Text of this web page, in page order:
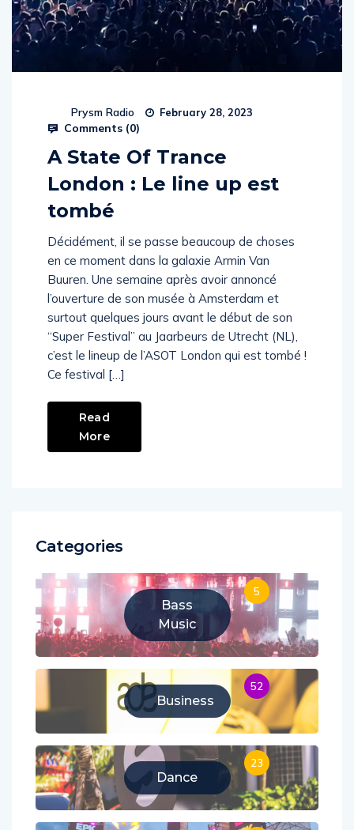
Prysm Radio February 28, 2023
Comments (0)
A State Of Trance
London : Le line up est
tombé
Décidément, il se passe beaucoup de choses
en ce moment dans la galaxie Armin Van
Buuren. Une semaine après avoir annoncé
l’ouverture de son musée à Amsterdam et
surtout quelques jours avant le début de son
“Super Festival” au Jaarbeurs de Utrecht (NL),
c’est le lineup de l’ASOT London qui est tombé !
Ce festival […]
Read
More
Categories
Bass
Music
5
Business
52
Dance
23